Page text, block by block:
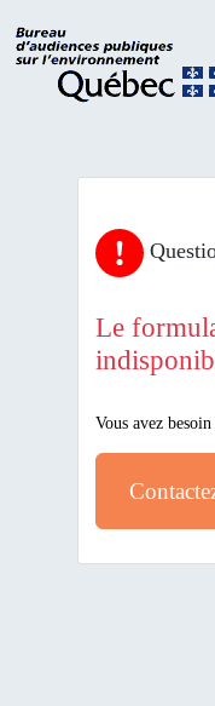
Le
Vous avez besoin